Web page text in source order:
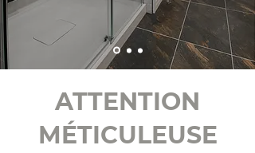
ATTENTION
MÉTICULEUSE